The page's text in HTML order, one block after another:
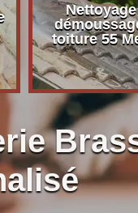
toiture 55